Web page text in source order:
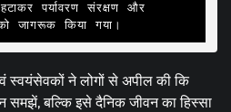
पर्यावरण संरक्षण और
जागरूक किया गया।
स्वयंसेवकों ने लोगों से अपील की कि
समझें, बल्कि इसे दैनिक जीवन का हिस्सा